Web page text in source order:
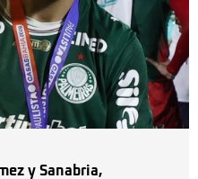
y Sanabria,